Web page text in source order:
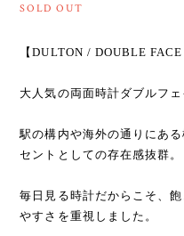
SOLD OUT
【DULTON / DOUBLE
大人気の両面時計ダブルフェ
駅の構内や海外の通りにあ
セントとしての存在感抜群。
毎日見る時計だからこそ、
やすさを重視しました。